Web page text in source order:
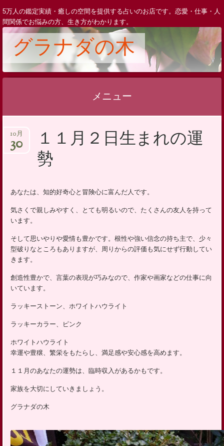
5万人の鑑定実績・癒しの空間を提供する占いのお店です。恋愛・仕事・人
間関係でお悩みの方、生き方がわかります。
グラナダの木
メニュー
ン
テ
へ
プ
１１月２日生まれの運
勢
10月
30
あなたは、知的好奇心と冒険心に富んだ人です。
気さくで親しみやすく、とても明るいので、たくさんの友人を持って
います。
そして思いやりや愛情も豊かです。根性や強い信念の持ち主で、少々
型破りなところもありますが、周りからの評価も気にせず行動してい
きます。
創造性豊かで、言葉の表現が巧みなので、作家や画家などの仕事に向
いています。
ラッキーストーン、ホワイトハウライト
ラッキーカラー、ピンク
ホワイトハウライト
幸運や豊穣、繁栄をもたらし、満足感や安心感を高めます。
１１月のあなたの運勢は、臨時収入があるかもです。
家族を大切にしていきましょう。
グラナダの木